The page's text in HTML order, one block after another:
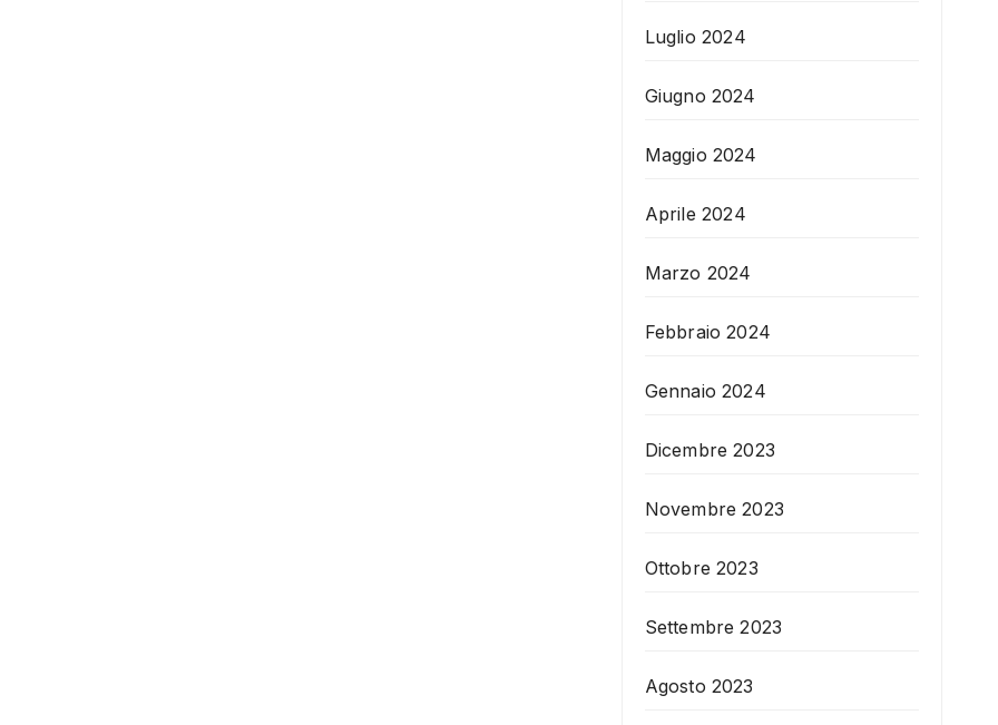
Luglio 2024
Giugno 2024
Maggio 2024
Aprile 2024
Marzo 2024
Febbraio 2024
Gennaio 2024
Dicembre 2023
Novembre 2023
Ottobre 2023
Settembre 2023
Agosto 2023